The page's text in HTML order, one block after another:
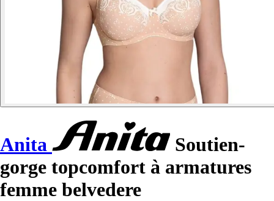
Anita
Soutien-
gorge topcomfort à armatures
femme belvedere